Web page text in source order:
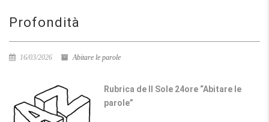
Profondità
16/03/2026 Abitare le parole
Rubrica de Il Sole 24ore “Abitare le
parole”